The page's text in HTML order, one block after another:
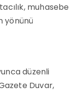
muhasebe
yönünü
düzenli
Duvar,